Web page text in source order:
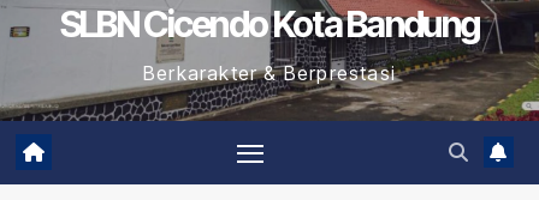
SLBN Cicendo Kota Bandung
Berkarakter & Berprestasi